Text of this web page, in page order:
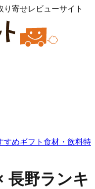
寄せレビューサイト
すめギフト 食材・飲料特
長野ランキ